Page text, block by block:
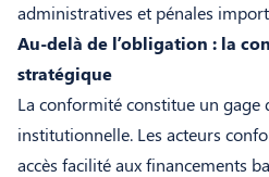
administratives et pénales
Au-delà de l’obligation : la
stratégique
La conformité constitue un gage
institutionnelle. Les acteurs
accès facilité aux financements